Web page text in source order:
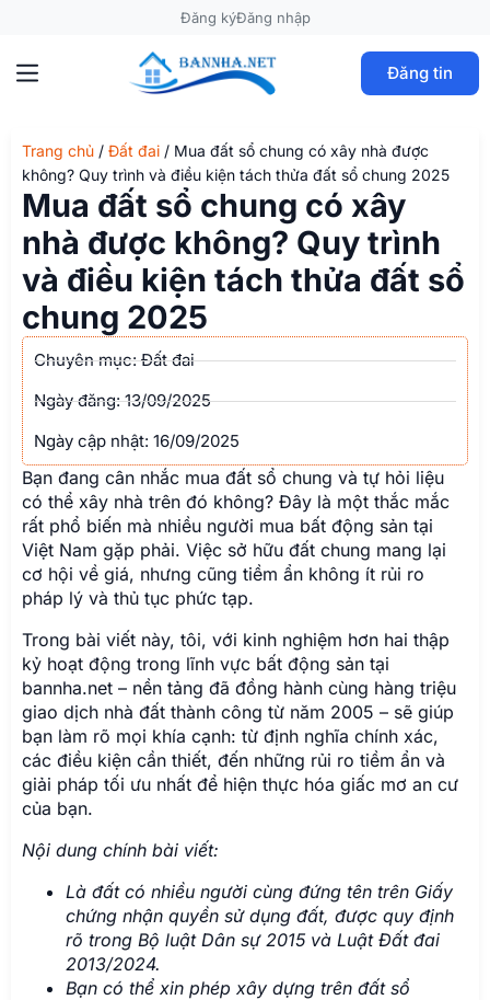
Đăng kýĐăng nhập
Đăng tin
Trang chủ / Đất đai / Mua đất sổ chung có xây nhà được
không? Quy trình và điều kiện tách thửa đất sổ chung 2025
Mua đất sổ chung có xây
nhà được không? Quy trình
và điều kiện tách thửa đất sổ
chung 2025
Chuyên mục: Đất đai
Ngày đăng: 13/09/2025
Ngày cập nhật: 16/09/2025
Bạn đang cân nhắc mua đất sổ chung và tự hỏi liệu
có thể xây nhà trên đó không? Đây là một thắc mắc
rất phổ biến mà nhiều người mua bất động sản tại
Việt Nam gặp phải. Việc sở hữu đất chung mang lại
cơ hội về giá, nhưng cũng tiềm ẩn không ít rủi ro
pháp lý và thủ tục phức tạp.
Trong bài viết này, tôi, với kinh nghiệm hơn hai thập
kỷ hoạt động trong lĩnh vực bất động sản tại
bannha.net – nền tảng đã đồng hành cùng hàng triệu
giao dịch nhà đất thành công từ năm 2005 – sẽ giúp
bạn làm rõ mọi khía cạnh: từ định nghĩa chính xác,
các điều kiện cần thiết, đến những rủi ro tiềm ẩn và
giải pháp tối ưu nhất để hiện thực hóa giấc mơ an cư
của bạn.
Nội dung chính bài viết:
Là đất có nhiều người cùng đứng tên trên Giấy
chứng nhận quyền sử dụng đất, được quy định
rõ trong Bộ luật Dân sự 2015 và Luật Đất đai
2013/2024.
Bạn có thể xin phép xây dựng trên đất sổ